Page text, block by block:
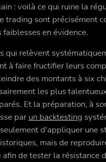
: voilà ce qui ruine la
trading sont précisément
faiblesses en évidence.
qui relèvent
à faire fructifier leurs
des montants à six
les plus
. Et la préparation, à
par un backtesting
d'appliquer une
mais de
afin de tester la résistance